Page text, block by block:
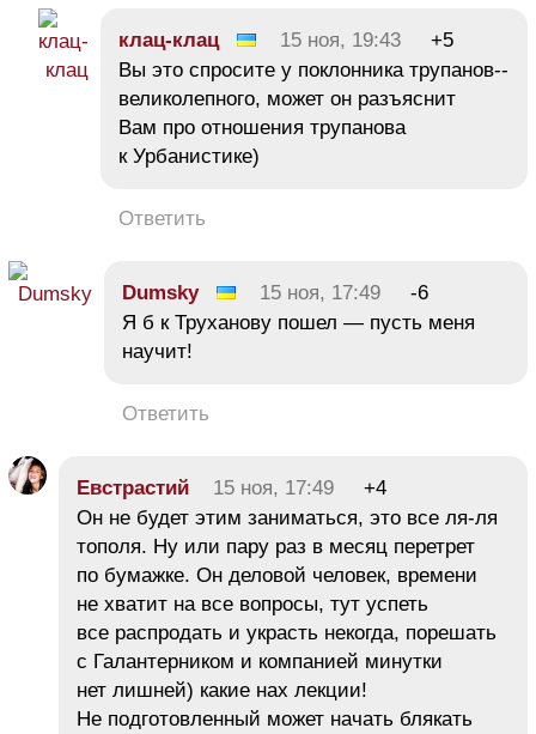
клац-клац 15 ноя, 19:43
+5
Вы это спросите у поклонника трупанов--
великолепного, может он разъяснит
Вам про отношения трупанова
к Урбанистике)
Ответить
Dumsky 15 ноя, 17:49
-6
Я б к Труханову пошел — пусть меня
научит!
Ответить
Евстрастий 15 ноя, 17:49
+4
Он не будет этим заниматься, это все ля-ля
тополя. Ну или пару раз в месяц перетрет
по бумажке. Он деловой человек, времени
не хватит на все вопросы, тут успеть
все распродать и украсть некогда, порешать
с Галантерником и компанией минутки
нет лишней) какие нах лекции!
Не подготовленный может начать блякать